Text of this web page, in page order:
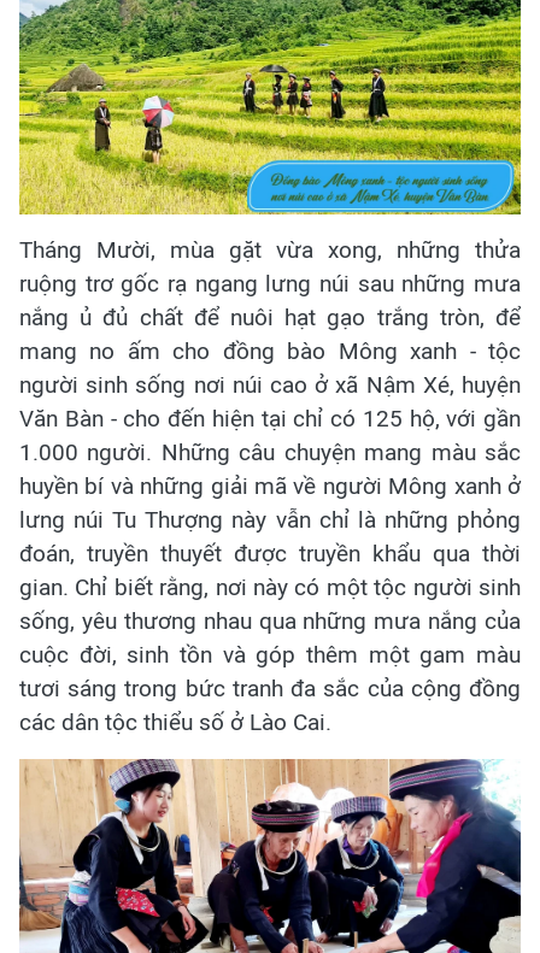
Tháng Mười, mùa gặt vừa xong, những thửa
ruộng trơ gốc rạ ngang lưng núi sau những mưa
nắng ủ đủ chất để nuôi hạt gạo trắng tròn, để
mang no ấm cho đồng bào Mông xanh - tộc
người sinh sống nơi núi cao ở xã Nậm Xé, huyện
Văn Bàn - cho đến hiện tại chỉ có 125 hộ, với gần
1.000 người. Những câu chuyện mang màu sắc
huyền bí và những giải mã về người Mông xanh ở
lưng núi Tu Thượng này vẫn chỉ là những phỏng
đoán, truyền thuyết được truyền khẩu qua thời
gian. Chỉ biết rằng, nơi này có một tộc người sinh
sống, yêu thương nhau qua những mưa nắng của
cuộc đời, sinh tồn và góp thêm một gam màu
tươi sáng trong bức tranh đa sắc của cộng đồng
các dân tộc thiểu số ở Lào Cai.